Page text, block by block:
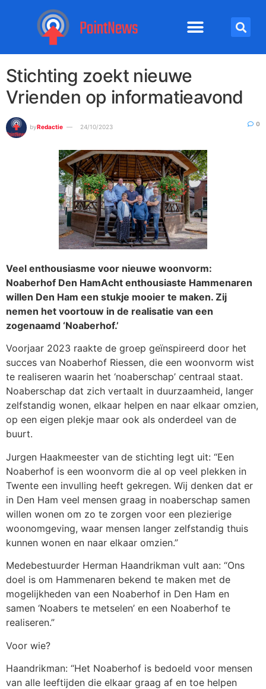
Stichting zoekt nieuwe
Vrienden op informatieavond
byRedactie 24/10/2023 0
Veel enthousiasme voor nieuwe woonvorm:
Noaberhof Den HamAcht enthousiaste Hammenaren
willen Den Ham een stukje mooier te maken. Zij
nemen het voortouw in de realisatie van een
zogenaamd ‘Noaberhof.’
Voorjaar 2023 raakte de groep geïnspireerd door het
succes van Noaberhof Riessen, die een woonvorm wist
te realiseren waarin het ‘noaberschap’ centraal staat.
Noaberschap dat zich vertaalt in duurzaamheid, langer
zelfstandig wonen, elkaar helpen en naar elkaar omzien,
op een eigen plekje maar ook als onderdeel van de
buurt.
Jurgen Haakmeester van de stichting legt uit: “Een
Noaberhof is een woonvorm die al op veel plekken in
Twente een invulling heeft gekregen. Wij denken dat er
in Den Ham veel mensen graag in noaberschap samen
willen wonen om zo te zorgen voor een plezierige
woonomgeving, waar mensen langer zelfstandig thuis
kunnen wonen en naar elkaar omzien.”
Medebestuurder Herman Haandrikman vult aan: “Ons
doel is om Hammenaren bekend te maken met de
mogelijkheden van een Noaberhof in Den Ham en
samen ‘Noabers te metselen’ en een Noaberhof te
realiseren.”
Voor wie?
Haandrikman: “Het Noaberhof is bedoeld voor mensen
van alle leeftijden die elkaar graag af en toe helpen